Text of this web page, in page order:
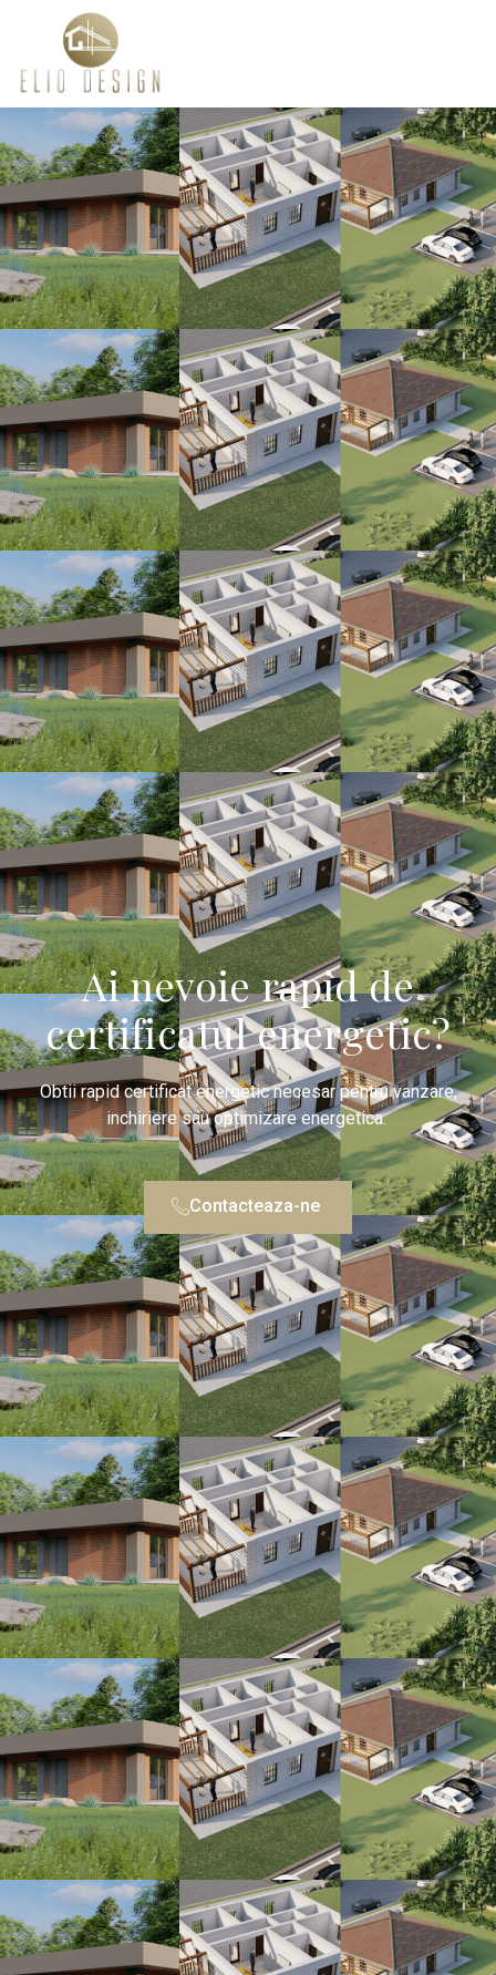
Ai nevoie rapid de
certificatul energetic?
Obtii rapid certificat energetic necesar pentru vanzare,
inchiriere sau optimizare energetica.
Contacteaza-ne